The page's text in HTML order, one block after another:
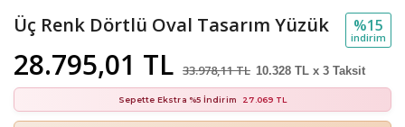
Üç Renk Dörtlü Oval Tasarım Yüzük
28.795,01 TL 33.978,11 TL
%15
i̇ndi̇ri̇m
10.328 TL x 3 Taksit
Sepette Ekstra %5 İndirim 27.069 TL